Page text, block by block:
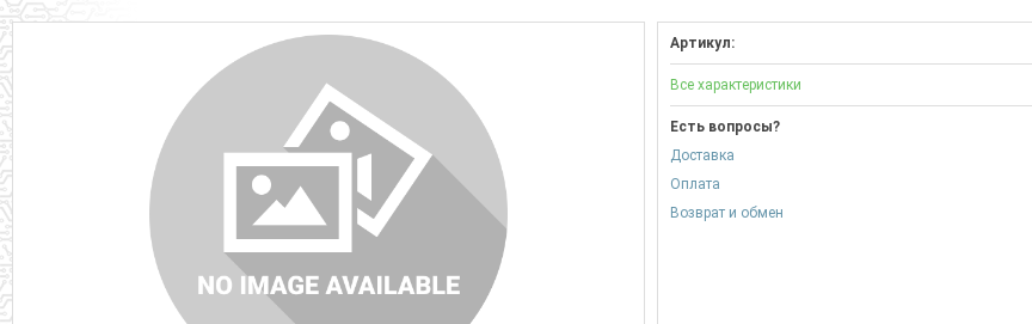
Артикул:
Все характеристики
Есть вопросы?
Доставка
Оплата
Возврат и обмен